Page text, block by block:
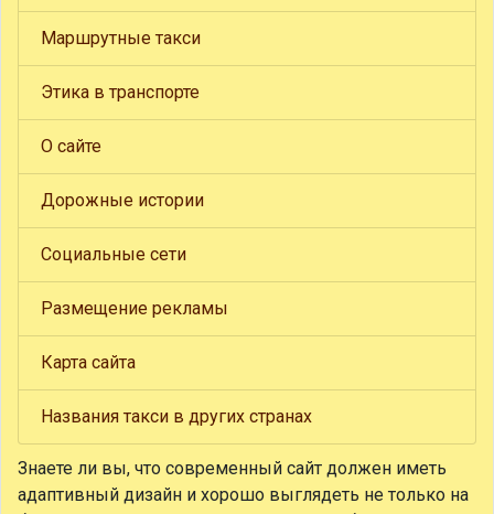
Маршрутные такси
Этика в транспорте
О сайте
Дорожные истории
Социальные сети
Размещение рекламы
Карта сайта
Названия такси в других странах
Знаете ли вы, что современный сайт должен иметь
адаптивный дизайн и хорошо выглядеть не только на